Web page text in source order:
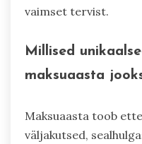
vaimset tervist.
Millised
maksuaasta
Maksuaasta toob
väljakutsed,